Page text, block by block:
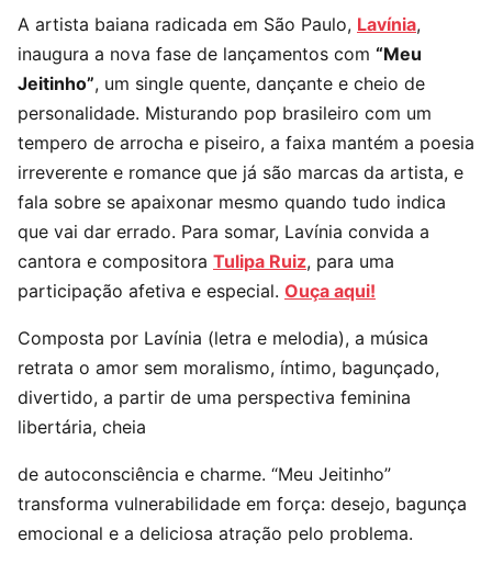
A artista baiana radicada em São Paulo, Lavínia,
inaugura a nova fase de lançamentos com “Meu
Jeitinho”, um single quente, dançante e cheio de
personalidade. Misturando pop brasileiro com um
tempero de arrocha e piseiro, a faixa mantém a poesia
irreverente e romance que já são marcas da artista, e
fala sobre se apaixonar mesmo quando tudo indica
que vai dar errado. Para somar, Lavínia convida a
cantora e compositora Tulipa Ruiz, para uma
participação afetiva e especial. Ouça aqui!
Composta por Lavínia (letra e melodia), a música
retrata o amor sem moralismo, íntimo, bagunçado,
divertido, a partir de uma perspectiva feminina
libertária, cheia
de autoconsciência e charme. “Meu Jeitinho”
transforma vulnerabilidade em força: desejo, bagunça
emocional e a deliciosa atração pelo problema.